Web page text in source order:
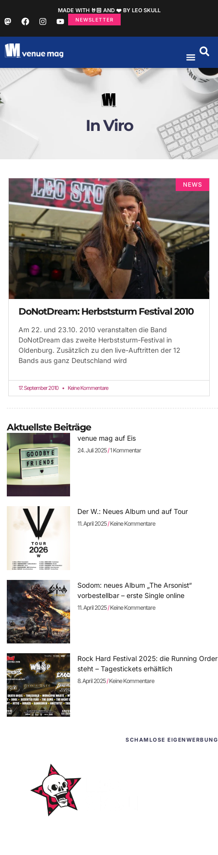
MADE WITH 🤘🏻 AND ❤️ BY LEO SKULL
NEWSLETTER
In Viro
NEWS
DoNotDream: Herbststurm Festival 2010
Am 22. und 23.10. 2010 veranstalten die Band
DoNotDream das zweite Herbststurm-Festival in
Oldenburg. Zusätzlich zu den live-Auftritten der 12
Bands aus ganz Deutschland wird
17. September 2010 Keine Kommentare
Aktuellste Beiträge
venue mag auf Eis
24. Juli 2025 1 Kommentar
Der W.: Neues Album und auf Tour
11. April 2025 Keine Kommentare
Sodom: neues Album „The Arsonist“
vorbestellbar – erste Single online
11. April 2025 Keine Kommentare
Rock Hard Festival 2025: die Running Order
steht – Tagestickets erhältlich
8. April 2025 Keine Kommentare
SCHAMLOSE EIGENWERBUNG